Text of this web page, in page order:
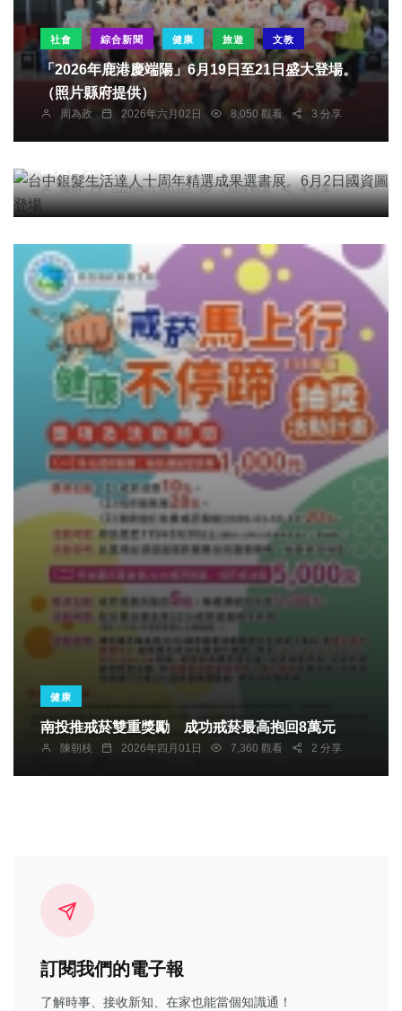
社會 綜合新聞 健康 旅遊 文教
「2026年鹿港慶端陽」6月19日至21日盛大登場。
（照片縣府提供）
周為政 2026年六月02日 8,050 觀看 3 分享
社會 綜合新聞 健康 文教
台中銀髮生活達人十周年精選成果選書展 6月2日
陳明 2026年六月03日 7,669 觀看 4 分享
健康
南投推戒菸雙重獎勵 成功戒菸最高抱回8萬元
陳朝枝 2026年四月01日 7,360 觀看 2 分享
訂閱我們的電子報
了解時事、接收新知、在家也能當個知識通！